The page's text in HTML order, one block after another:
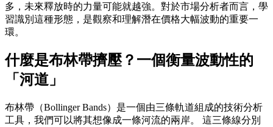
多，未來釋放時的力量可能就越強。對於市場分析者而言，學
習識別這種形態，是觀察和理解潛在價格大幅波動的重要一
環。
什麼是布林帶擠壓？一個衡量波動性的
「河道」
布林帶（Bollinger Bands）是一個由三條軌道組成的技術分析
工具，我們可以將其想像成一條河流的兩岸。 這三條線分別